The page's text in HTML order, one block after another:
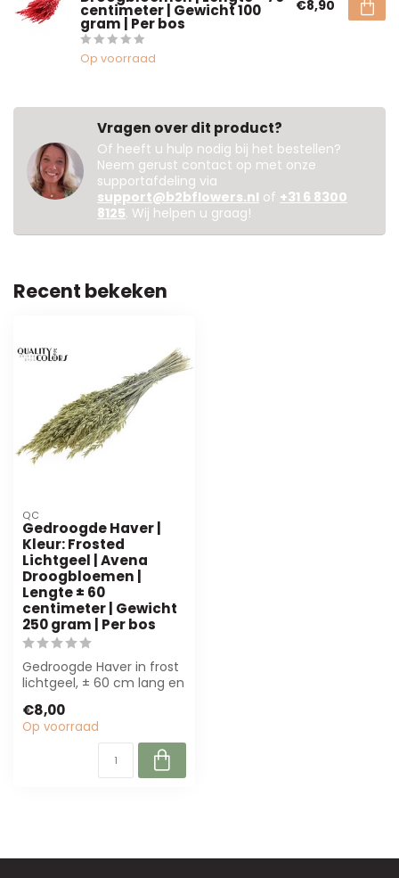
centimeter | Gewicht 100
gram | Per bos
Op voorraad
€8,90
Vragen over dit product?
Of heeft u hulp nodig bij het bestellen?
Neem gerust contact op met onze
supportafdeling via
support@b2bflowers.nl of +31 6 8300
8125. Wij helpen u graag!
Recent bekeken
QC
Gedroogde Haver |
Kleur: Frosted
Lichtgeel | Avena
Droogbloemen |
Lengte ± 60
centimeter | Gewicht
250 gram | Per bos
Gedroogde Haver in frost
lichtgeel, ± 60 cm lang en
voor ...
€8,00
Op voorraad